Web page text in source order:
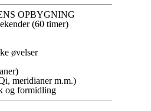
OPBYGNING
(60 timer)
øvelser
meridianer m.m.)
og formidling